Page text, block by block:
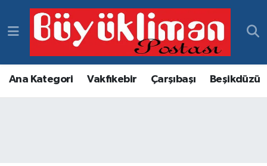
Ana Kategori Vakfıkebir Çarşıbaşı Beşikdüzü
Vakfıkebir Hava Durumu
Vakfıkebir Trafik Yoğunluk Haritası